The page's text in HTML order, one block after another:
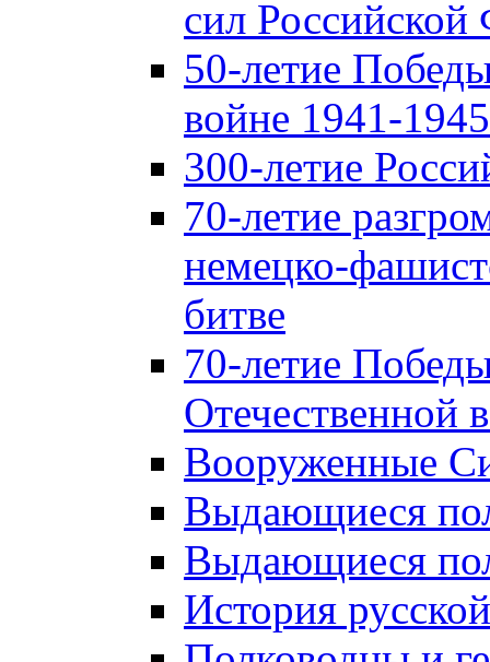
сил Российской
50-летие
войне 1941-1945
300-летие
70-летие
немецко-
битве
70-летие
Отечественной
Вооруженные
Выдающиеся
Выдающиеся
История